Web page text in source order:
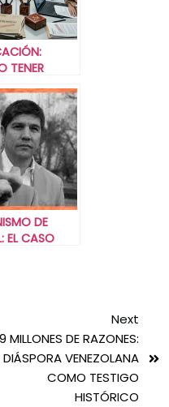
TENER
ES TAN
COMO
NINGUNA
DE
EL CASO
Next
9 MILLONES DE RAZONES:
DIÁSPORA VENEZOLANA
COMO TESTIGO
HISTÓRICO